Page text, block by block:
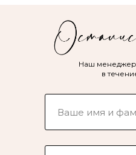
Наш менеджер
в